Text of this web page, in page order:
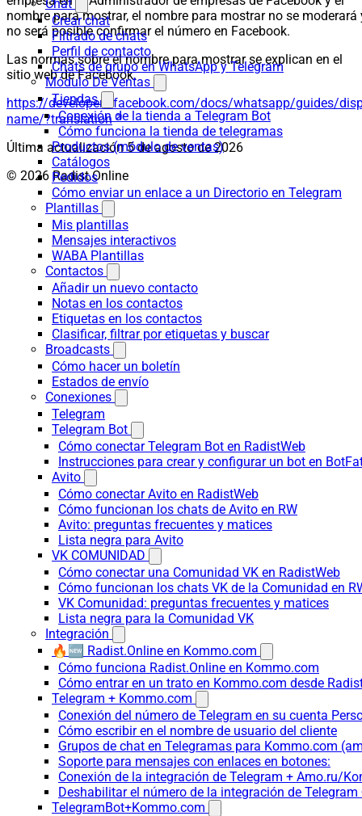
Chat
Crear chat
Filtrado de chats
Perfil de contacto
Chats de grupo en WhatsApp y Telegram
Módulo De Ventas
Tiendas
Conexión de la tienda a Telegram Bot
Cómo funciona la tienda de telegramas
Productos (módulo de ventas)
Catálogos
Pedidos
Cómo enviar un enlace a un Directorio en Telegram
Plantillas
Mis plantillas
Mensajes interactivos
WABA Plantillas
Contactos
Añadir un nuevo contacto
Notas en los contactos
Etiquetas en los contactos
Clasificar, filtrar por etiquetas y buscar
Broadcasts
Cómo hacer un boletín
Estados de envío
Conexiones
Telegram
Telegram Bot
Cómo conectar Telegram Bot en RadistWeb
Instrucciones para crear y configurar un bot en
Avito
Cómo conectar Avito en RadistWeb
Cómo funcionan los chats de Avito en RW
Avito: preguntas frecuentes y matices
Lista negra para Avito
VK COMUNIDAD
Cómo conectar una Comunidad VK en RadistWeb
Cómo funcionan los chats VK de la Comunidad en
VK Comunidad: preguntas frecuentes y matices
Lista negra para la Comunidad VK
Integración
🔥🆕 Radist.Online en Kommo.com
Cómo funciona Radist.Online en Kommo.com
Cómo entrar en un trato en Kommo.com desde
Telegram + Kommo.com
Conexión del número de Telegram en su cuenta
Cómo escribir en el nombre de usuario del cliente
Grupos de chat en Telegramas para Kommo.com
Soporte para mensajes con enlaces en botones:
Conexión de la integración de Telegram + Amo.ru/
Deshabilitar el número de la integración de
TelegramBot+Kommo.com
nombre para mostrar, el nombre para mostrar no se moderará
no será posible confirmar el número en Facebook.
Las normas sobre el nombre para mostrar se explican en el
sitio web de Facebook.
https://developers.facebook.com/docs/whatsapp/guides/
name/?translation
Última actualización5 de agosto de 2026
© 2026 Radist.Online